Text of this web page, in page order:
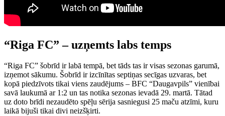
“Riga FC” – uzņemts labs temps
“Riga FC” šobrīd ir labā tempā, bet tāds tas ir visas sezonas garumā,
izņemot sākumu. Šobrīd ir izcīnītas septiņas secīgas uzvaras, bet
kopā piedzīvots tikai viens zaudējums – BFC “Daugavpils” vienībai
savā laukumā ar 1:2 un tas notika sezonas ievadā 29. martā. Tātad
uz doto brīdi nezaudēto spēļu sērija sasniegusi 25 maču atzīmi, kuru
laikā bijuši tikai divi neizšķirti.